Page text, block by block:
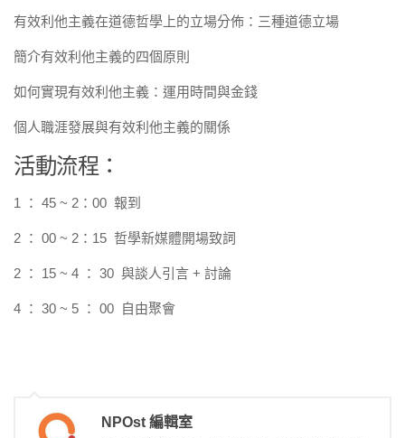
有效利他主義在道德哲學上的立場分佈：三種道德立場
簡介有效利他主義的四個原則
如何實現有效利他主義：運用時間與金錢
個人職涯發展與有效利他主義的關係
活動流程：
1 ： 45 ~ 2：00 報到
2 ： 00 ~ 2：15 哲學新媒體開場致詞
2 ： 15 ~ 4 ： 30 與談人引言 + 討論
4 ： 30 ~ 5 ： 00 自由聚會
NPOst 編輯室